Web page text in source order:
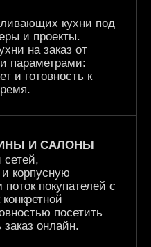
кухни под
и проекты.
на заказ от
параметрами:
и готовность к
И САЛОНЫ
сетей,
корпусную
покупателей с
посетить
онлайн.